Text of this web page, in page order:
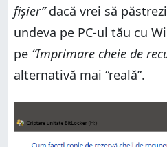
fișier”dacă vrei să
undeva pe PC-ul tău cu
pe “Imprimare cheie de
alternativă mai “reală”.